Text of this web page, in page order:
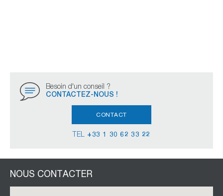
Besoin d'un conseil ?
CONTACTEZ-NOUS !
CONTACT
TEL +33 1 30 62 33 22
NOUS CONTACTER